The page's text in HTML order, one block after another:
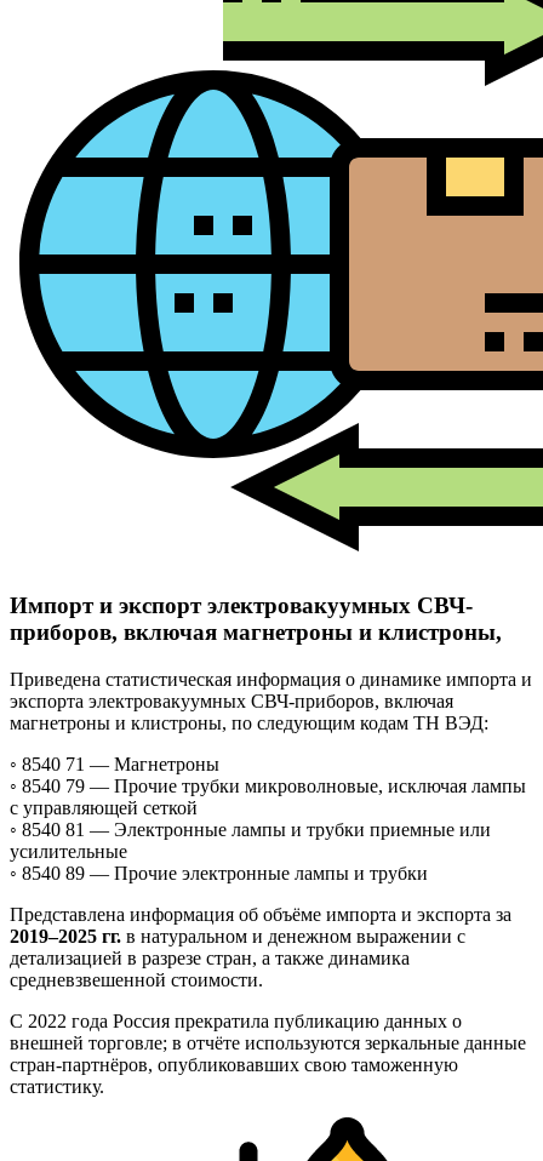
Импорт и экспорт электровакуумных СВЧ-
приборов, включая магнетроны и клистроны,
Приведена статистическая информация о динамике импорта и
экспорта электровакуумных СВЧ-приборов, включая
магнетроны и клистроны, по следующим кодам ТН ВЭД:
◦ 8540 71 — Магнетроны
◦ 8540 79 — Прочие трубки микроволновые, исключая лампы
с управляющей сеткой
◦ 8540 81 — Электронные лампы и трубки приемные или
усилительные
◦ 8540 89 — Прочие электронные лампы и трубки
Представлена информация об объёме импорта и экспорта за
2019–2025 гг. в натуральном и денежном выражении с
детализацией в разрезе стран, а также динамика
средневзвешенной стоимости.
С 2022 года Россия прекратила публикацию данных о
внешней торговле; в отчёте используются зеркальные данные
стран-партнёров, опубликовавших свою таможенную
статистику.